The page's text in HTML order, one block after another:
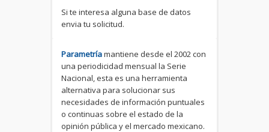
Si te interesa alguna base de datos
envia tu solicitud.
Parametríamantiene desde el 2002 con
una periodicidad mensual la Serie
Nacional, esta es una herramienta
alternativa para solucionar sus
necesidades de información puntuales
o continuas sobre el estado de la
opinión pública y el mercado mexicano.